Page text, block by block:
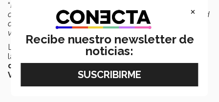
“En el Tec de Monterrey estamos convencidos de que las
ciudadanas y los ciudadanos tenemos la responsabilidad
de ejercer nuestro derecho al voto y ser partícipes de la
vida política de nuestro país
”, externó Hidalgo.
La convocatoria lanzada por el IEE Sonora es parte de
las acciones para avanzar en el cumplimiento a la
de Acceso a las Mujeres a una Vida Libre de
Violencia para el Estado de Sonora
×
Recibe nuestro newsletter de
noticias: